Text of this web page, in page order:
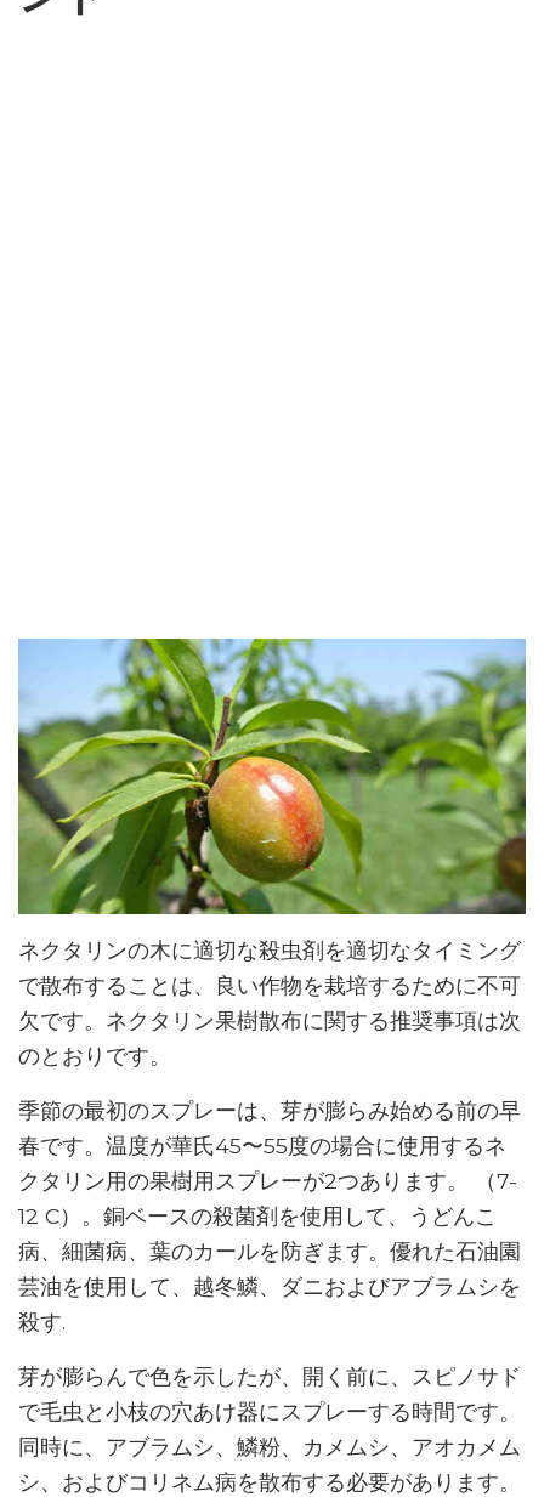
ネクタリンの木に適切な殺虫剤を適切なタイミング
で散布することは、良い作物を栽培するために不可
欠です。ネクタリン果樹散布に関する推奨事項は次
のとおりです。
季節の最初のスプレーは、芽が膨らみ始める前の早
春です。温度が華氏45〜55度の場合に使用するネ
クタリン用の果樹用スプレーが2つあります。 （7-
12 C）。銅ベースの殺菌剤を使用して、うどんこ
病、細菌病、葉のカールを防ぎます。優れた石油園
芸油を使用して、越冬鱗、ダニおよびアブラムシを
殺す.
芽が膨らんで色を示したが、開く前に、スピノサド
で毛虫と小枝の穴あけ器にスプレーする時間です。
同時に、アブラムシ、鱗粉、カメムシ、アオカメム
シ、およびコリネム病を散布する必要があります。